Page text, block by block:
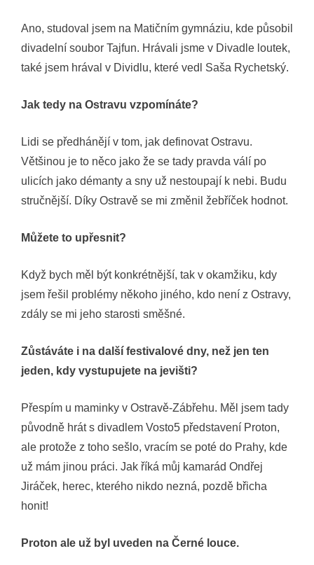
Ano, studoval jsem na Matičním gymnáziu, kde působil
divadelní soubor Tajfun. Hrávali jsme v Divadle loutek,
také jsem hrával v Dividlu, které vedl Saša Rychetský.
Jak tedy na Ostravu vzpomínáte?
Lidi se předhánějí v tom, jak definovat Ostravu.
Většinou je to něco jako že se tady pravda válí po
ulicích jako démanty a sny už nestoupají k nebi. Budu
stručnější. Díky Ostravě se mi změnil žebříček hodnot.
Můžete to upřesnit?
Když bych měl být konkrétnější, tak v okamžiku, kdy
jsem řešil problémy někoho jiného, kdo není z Ostravy,
zdály se mi jeho starosti směšné.
Zůstáváte i na další festivalové dny, než jen ten
jeden, kdy vystupujete na jevišti?
Přespím u maminky v Ostravě-Zábřehu. Měl jsem tady
původně hrát s divadlem Vosto5 představení Proton,
ale protože z toho sešlo, vracím se poté do Prahy, kde
už mám jinou práci. Jak říká můj kamarád Ondřej
Jiráček, herec, kterého nikdo nezná, pozdě břicha
honit!
Proton ale už byl uveden na Černé louce.